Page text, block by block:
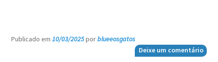
Publicado em 10/03/2025porblueeosgatos
Deixe um comentário